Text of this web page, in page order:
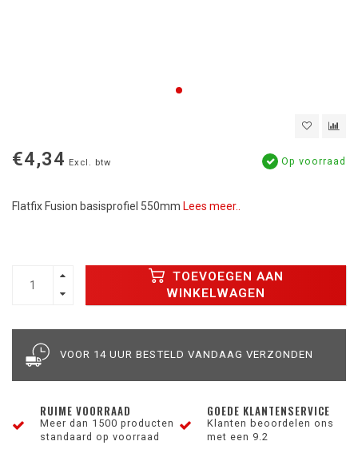
€4,34 Excl. btw Op voorraad
Flatfix Fusion basisprofiel 550mm Lees meer..
TOEVOEGEN AAN
WINKELWAGEN
VOOR 14 UUR BESTELD VANDAAG VERZONDEN
RUIME VOORRAAD
Meer dan 1500 producten
standaard op voorraad
GOEDE KLANTENSERVICE
Klanten beoordelen ons
met een 9.2